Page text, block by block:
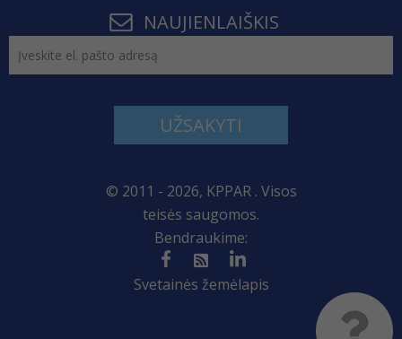
NAUJIENLAIŠKIS
UŽSAKYTI
© 2011 - 2026, KPPAR . Visos
teisės saugomos.
Bendraukime:
Svetainės žemėlapis